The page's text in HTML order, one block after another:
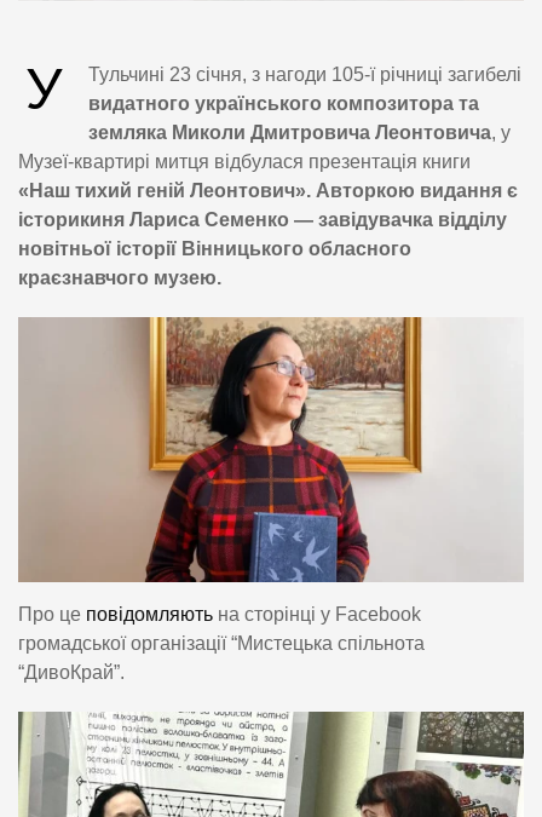
У
Тульчині 23 січня, з нагоди 105-ї річниці загибелі
видатного українського композитора та
земляка Миколи Дмитровича Леонтовича, у
Музеї-квартирі митця відбулася презентація книги
«Наш тихий геній Леонтович». Авторкою видання є
історикиня Лариса Семенко — завідувачка відділу
новітньої історії Вінницького обласного
краєзнавчого музею.
Про це повідомляють на сторінці у Facebook
громадської організації “Мистецька спільнота
“ДивоКрай”.